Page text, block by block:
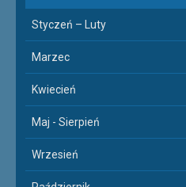
Styczeń – Luty
Marzec
Kwiecień
Maj - Sierpień
Wrzesień